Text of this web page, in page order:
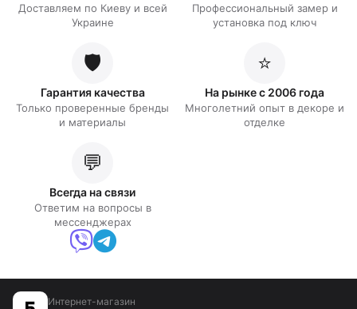
Доставляем по Киеву и всей
Украине
Профессиональный замер и
установка под ключ
🛡️
Гарантия качества
Только проверенные бренды
и материалы
⭐
На рынке с 2006 года
Многолетний опыт в декоре и
отделке
💬
Всегда на связи
Ответим на вопросы в
мессенджерах
Интернет-магазин